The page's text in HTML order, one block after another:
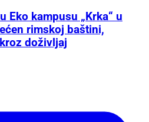
Eko kampusu „Krka“ u
rimskoj baštini,
doživljaj